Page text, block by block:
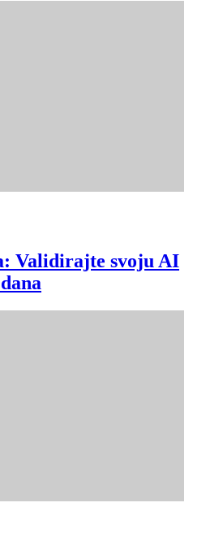
Validirajte svoju AI